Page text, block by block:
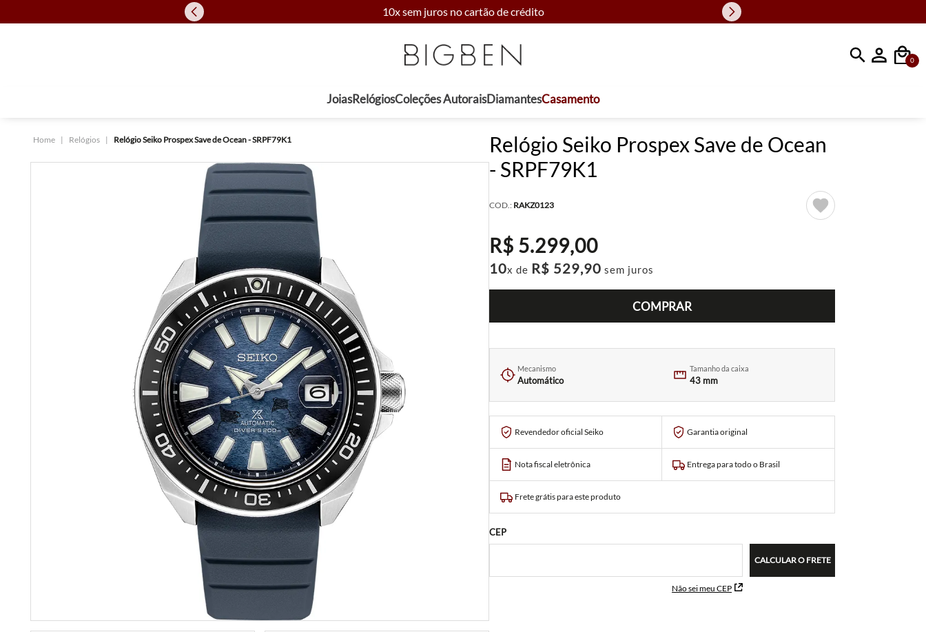
10x sem juros no cartão de crédito
Faça sua busca
0
JoiasRelógiosColeções AutoraisDiamantesCasamento
Relógios Relógio Seiko Prospex Save de Ocean - SRPF79K1
Relógio Seiko Prospex Save de Ocean
- SRPF79K1
COD.: RAKZ0123
R$ 5.299,00
10x de R$ 529,90 sem juros
COMPRAR
Mecanismo
Automático
Tamanho da caixa
43 mm
Revendedor oficial Seiko Garantia original
Nota fiscal eletrônica Entrega para todo o Brasil
Frete grátis para este produto
CEP
Não sei meu CEP
CALCULAR O FRETE